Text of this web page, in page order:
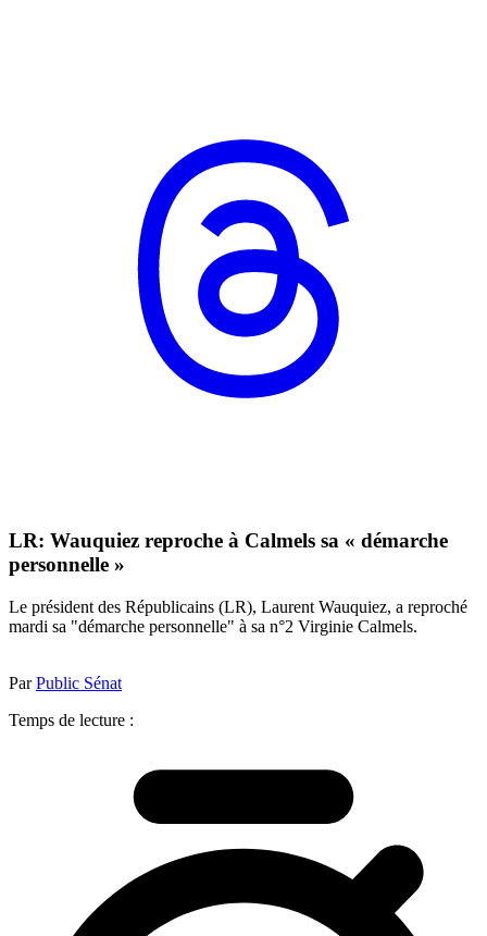
LR: Wauquiez reproche à Calmels sa « démarche
personnelle »
Le président des Républicains (LR), Laurent Wauquiez, a reproché
mardi sa "démarche personnelle" à sa n°2 Virginie Calmels.
ParPublic Sénat
Temps de lecture :